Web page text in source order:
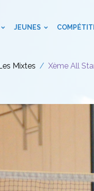
JEUNES
Mixtes Xème All